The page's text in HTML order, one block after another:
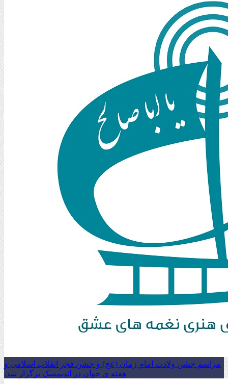
مراسم جشن ولادت امام زمان (عج) و جشن فجر انقلاب اسلامی و
هفته ی جوان در اندیمشک برگزار شد.